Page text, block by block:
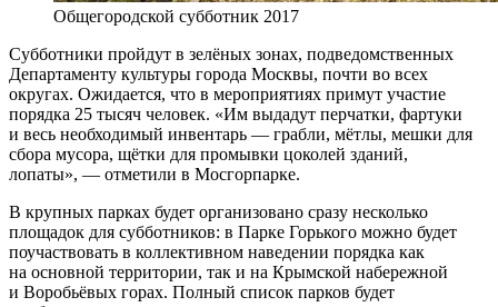
Общегородской субботник 2017
Субботники пройдут в зелёных зонах, подведомственных
Департаменту культуры города Москвы, почти во всех
округах. Ожидается, что в мероприятиях примут участие
порядка 25 тысяч человек. «Им выдадут перчатки, фартуки
и весь необходимый инвентарь — грабли, мётлы, мешки для
сбора мусора, щётки для промывки цоколей зданий,
лопаты», — отметили в Мосгорпарке.
В крупных парках будет организовано сразу несколько
площадок для субботников: в Парке Горького можно будет
поучаствовать в коллективном наведении порядка как
на основной территории, так и на Крымской набережной
и Воробьёвых горах. Полный список парков будет